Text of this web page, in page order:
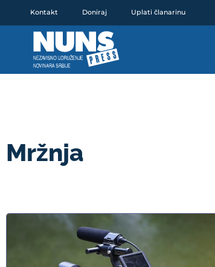
Kontakt Doniraj Uplati članarinu
Mržnja